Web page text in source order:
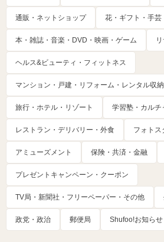
通販・ネットショップ 花・ギフト・手芸
本・雑誌・音楽・DVD・映画・ゲーム
ヘルス&ビューティ・フィットネス
マンション・戸建・リフォーム・レンタル収納
旅行・ホテル・リゾート 学習塾・カルチ
レストラン・デリバリー・外食 フォトス
アミューズメント 保険・共済・金融
プレゼントキャンペーン・クーポン
TV局・新聞社・フリーペーパー・その他
政党・政治 郵便局 Shufoo!お知らせ